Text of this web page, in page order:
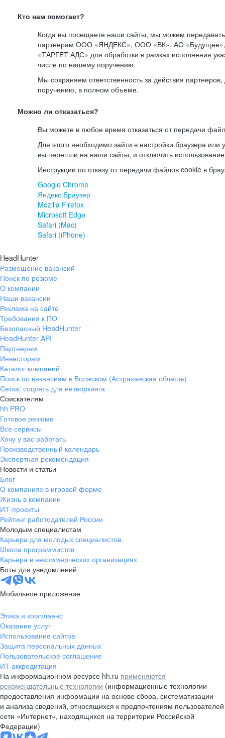
Кто нам помогает?
Когда вы посещаете наши сайты, мы можем
партнерам ООО «ЯНДЕКС», ООО «ВК», АО
«ТАРГЕТ АДС» для обработки в рамках исполнения
числе по нашему поручению.
Мы сохраняем ответственность за действия
поручению, в полном объеме.
Можно ли отказаться?
Вы можете в любое время отказаться от передачи
Для этого необходимо зайти в настройки браузера или
вы перешли на наши сайты, и отключить
Инструкции по отказу от передачи файлов cookie в
Google Chrome
Яндекс.Браузер
Mozilla Firefox
Microsoft Edge
Safari (Mac)
Safari (iPhone)
HeadHunter
Размещение вакансий
Поиск по резюме
О компании
Наши вакансии
Реклама на сайте
Требования к ПО
Безопасный HeadHunter
HeadHunter API
Партнерам
Инвесторам
Каталог компаний
Поиск по вакансиям в Волжском (Астраханская область)
Сетка: соцсеть для нетворкинга
Соискателям
hh PRO
Готовое резюме
Все сервисы
Хочу у вас работать
Производственный календарь
Экспертная рекомендация
Новости и статьи
Блог
О компаниях в игровой форме
Жизнь в компании
ИТ-проекты
Рейтинг работодателей России
Молодым специалистам
Карьера для молодых специалистов
Школа программистов
Карьера в некоммерческих организациях
Боты для уведомлений
Мобильное приложение
Этика и комплаенс
Оказание услуг
Использование сайтов
Защита персональных данных
Пользовательское соглашение
ИТ аккредитация
На информационном ресурсе hh.ru применяются
рекомендательные технологии (информационные технологии
предоставления информации на основе сбора, систематизации
и анализа сведений, относящихся к предпочтениям пользователей
сети «Интернет», находящихся на территории Российской
Федерации)